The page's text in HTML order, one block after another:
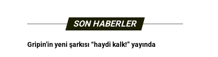
SON HABERLER
Gripin’in yeni şarkısı “haydi kalk!” yayında